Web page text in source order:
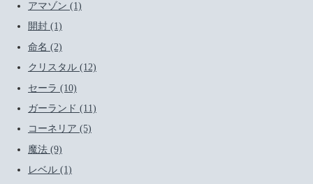
アマゾン (1)
開封 (1)
命名 (2)
クリスタル (12)
セーラ (10)
ガーランド (11)
コーネリア (5)
魔法 (9)
レベル (1)